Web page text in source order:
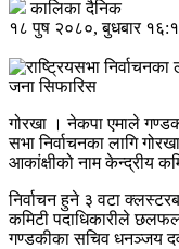
कालिका दैनिक
१८ पुष २०८०, बुधबार
गोरखा । नेकपा एमाले
सभा निर्वाचनका लागि
आकांक्षीको नाम केन्द्रीय
निर्वाचन हुने ३ वटा
कमिटी पदाधिकारीले
गण्डकीका सचिव धनञ्जय